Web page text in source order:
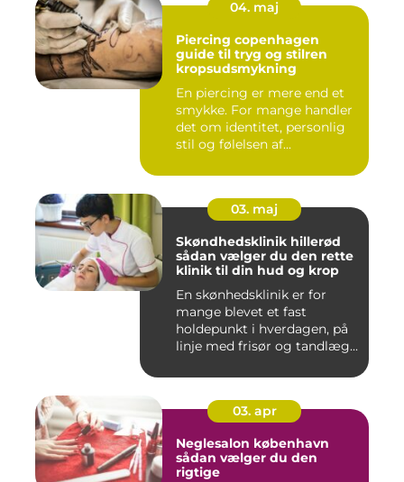
04. maj
Piercing copenhagen
guide til tryg og stilren
kropsudsmykning
En piercing er mere end et
smykke. For mange handler
det om identitet, personlig
stil og følelsen af...
03. maj
Skøndhedsklinik hillerød
sådan vælger du den rette
klinik til din hud og krop
En skønhedsklinik er for
mange blevet et fast
holdepunkt i hverdagen, på
linje med frisør og tandlæg...
03. apr
Neglesalon københavn
sådan vælger du den
rigtige